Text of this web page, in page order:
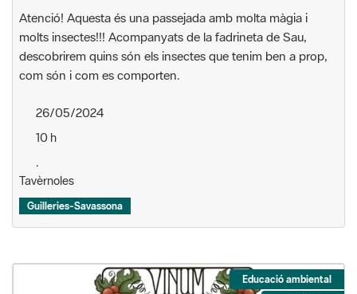
Atenció! Aquesta és una passejada amb molta màgia i
molts insectes!!! Acompanyats de la fadrineta de Sau,
descobrirem quins són els insectes que tenim ben a prop,
com són i com es comporten.
26/05/2024
10 h
.
Tavèrnoles
Guilleries-Savassona
Educació ambiental